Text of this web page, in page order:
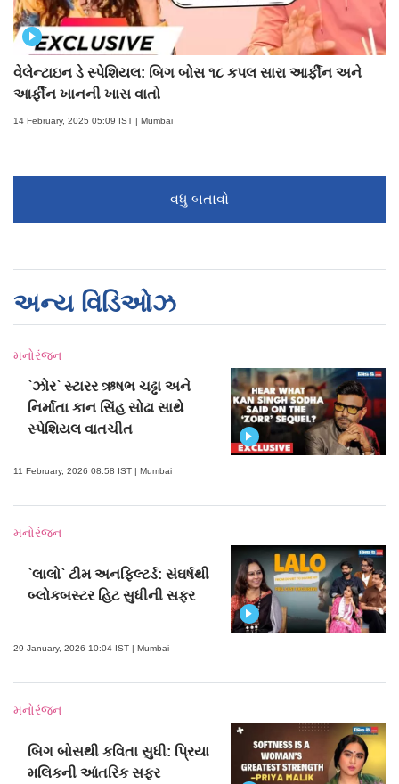
વેલેન્ટાઇન ડે સ્પેશિયલ: બિગ બોસ ૧૮ કપલ સારા આર્ફીન અને
આર્ફીન ખાનની ખાસ વાતો
14 February, 2025 05:09 IST | Mumbai
વધુ બતાવો
અન્ય વિડિઓઝ
મનોરંજન
`ઝોર` સ્ટારર ઋષભ ચઢ્ઢા અને
નિર્માતા કાન સિંહ સોઢા સાથે
સ્પેશિયલ વાતચીત
11 February, 2026 08:58 IST | Mumbai
મનોરંજન
`લાલો` ટીમ અનફિલ્ટર્ડ: સંઘર્ષથી
બ્લોકબસ્ટર હિટ સુધીની સફર
29 January, 2026 10:04 IST | Mumbai
મનોરંજન
બિગ બોસથી કવિતા સુધી: પ્રિયા
મલિકની આંતરિક સફર